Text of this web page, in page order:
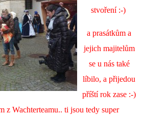
stvoření :-)
a prasátkům a
jejich majitelům
se u nás také
líbilo, a přijedou
příští rok zase :-)
z Wachterteamu.. ti jsou tedy super